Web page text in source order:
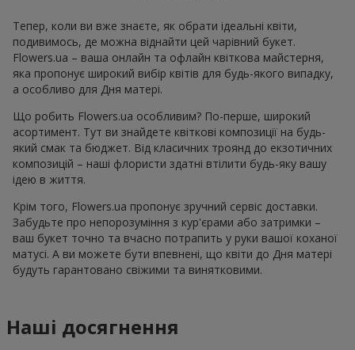
Тепер, коли ви вже знаєте, як обрати ідеальні квіти,
подивимось, де можна віднайти цей чарівний букет.
Flowers.ua – ваша онлайн та офлайн квіткова майстерня,
яка пропонує широкий вибір квітів для будь-якого випадку,
а особливо для Дня матері.
Що робить Flowers.ua особливим? По-перше, широкий
асортимент. Тут ви знайдете квіткові композиції на будь-
який смак та бюджет. Від класичних троянд до екзотичних
композицій – наші флористи здатні втілити будь-яку вашу
ідею в життя.
Крім того, Flowers.ua пропонує зручний сервіс доставки.
Забудьте про непорозуміння з кур'єрами або затримки –
ваш букет точно та вчасно потрапить у руки вашої коханої
матусі. А ви можете бути впевнені, що квіти до Дня матері
будуть гарантовано свіжими та винятковими.
Наші досягнення